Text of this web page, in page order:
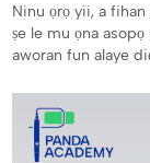
Ninu ọrọ yii, a
ṣe le mu ọna
aworan fun alaye